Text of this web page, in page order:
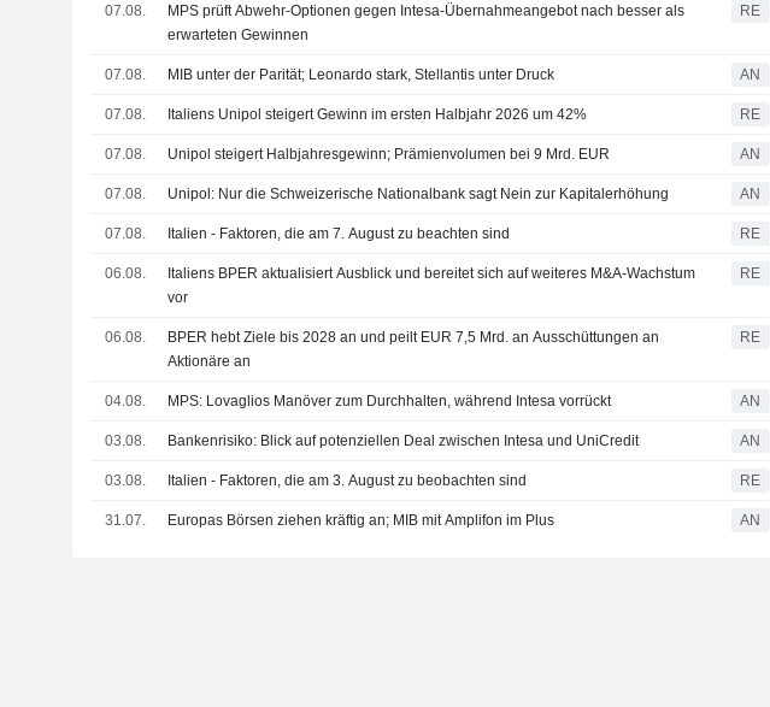
07.08.
MPS prüft Abwehr-Optionen gegen Intesa-Übernahmeangebot nach besser als
erwarteten Gewinnen
RE
07.08. MIB unter der Parität; Leonardo stark, Stellantis unter Druck AN
07.08. Italiens Unipol steigert Gewinn im ersten Halbjahr 2026 um 42% RE
07.08. Unipol steigert Halbjahresgewinn; Prämienvolumen bei 9 Mrd. EUR AN
07.08. Unipol: Nur die Schweizerische Nationalbank sagt Nein zur Kapitalerhöhung AN
07.08. Italien - Faktoren, die am 7. August zu beachten sind RE
06.08.
Italiens BPER aktualisiert Ausblick und bereitet sich auf weiteres M&A-Wachstum
vor
RE
06.08.
BPER hebt Ziele bis 2028 an und peilt EUR 7,5 Mrd. an Ausschüttungen an
Aktionäre an
RE
04.08. MPS: Lovaglios Manöver zum Durchhalten, während Intesa vorrückt AN
03.08. Bankenrisiko: Blick auf potenziellen Deal zwischen Intesa und UniCredit AN
03.08. Italien - Faktoren, die am 3. August zu beobachten sind RE
31.07. Europas Börsen ziehen kräftig an; MIB mit Amplifon im Plus AN